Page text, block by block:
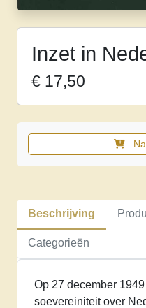
Inzet in
€ 17,50
Inzet
in
Indie
aantal
Beschrijving
Categorieën
Op 27 december
soevereiniteit over